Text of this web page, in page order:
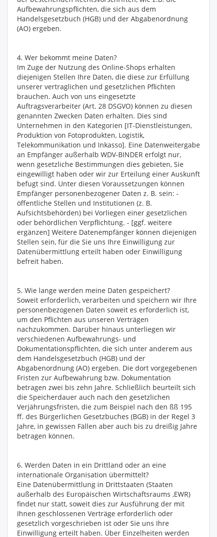
Aufbewahrungspflichten, die sich aus dem
Handelsgesetzbuch (HGB) und der Abgabenordnung
(AO) ergeben.
4. Wer bekommt meine Daten?
Im Zuge der Nutzung des Online-Shops erhalten
diejenigen Stellen Ihre Daten, die diese zur Erfüllung
unserer vertraglichen und gesetzlichen Pflichten
brauchen. Auch von uns eingesetzte
Auftragsverarbeiter (Art. 28 DSGVO) können zu diesen
genannten Zwecken Daten erhalten. Dies sind
Unternehmen in den Kategorien [IT-Dienstleistungen,
Produktion von Fotoprodukten, Logistik,
Telekommunikation und Inkasso]. Eine Datenweitergabe
an Empfänger außerhalb WDV-BINDER erfolgt nur,
wenn gesetzliche Bestimmungen dies gebieten, Sie
eingewilligt haben oder wir zur Erteilung einer Auskunft
befugt sind. Unter diesen Voraussetzungen können
Empfänger personenbezogener Daten z. B. sein: -
öffentliche Stellen und Institutionen (z. B.
Aufsichtsbehörden) bei Vorliegen einer gesetzlichen
oder behördlichen Verpflichtung. - [ggf. weitere
ergänzen] Weitere Datenempfänger können diejenigen
Stellen sein, für die Sie uns Ihre Einwilligung zur
Datenübermittlung erteilt haben oder Einwilligung
befreit haben.
5. Wie lange werden meine Daten gespeichert?
Soweit erforderlich, verarbeiten und speichern wir Ihre
personenbezogenen Daten soweit es erforderlich ist,
um den Pflichten aus unseren Verträgen
nachzukommen. Darüber hinaus unterliegen wir
verschiedenen Aufbewahrungs- und
Dokumentationspflichten, die sich unter anderem aus
dem Handelsgesetzbuch (HGB) und der
Abgabenordnung (AO) ergeben. Die dort vorgegebenen
Fristen zur Aufbewahrung bzw. Dokumentation
betragen zwei bis zehn Jahre. Schließlich beurteilt sich
die Speicherdauer auch nach den gesetzlichen
Verjährungsfristen, die zum Beispiel nach den ßß 195
ff. des Bürgerlichen Gesetzbuches (BGB) in der Regel 3
Jahre, in gewissen Fällen aber auch bis zu dreißig Jahre
betragen können.
6. Werden Daten in ein Drittland oder an eine
internationale Organisation übermittelt?
Eine Datenübermittlung in Drittstaaten (Staaten
außerhalb des Europäischen Wirtschaftsraums ,EWR)
findet nur statt, soweit dies zur Ausführung der mit
Ihnen geschlossenen Verträge erforderlich oder
gesetzlich vorgeschrieben ist oder Sie uns Ihre
Einwilligung erteilt haben. Über Einzelheiten werden